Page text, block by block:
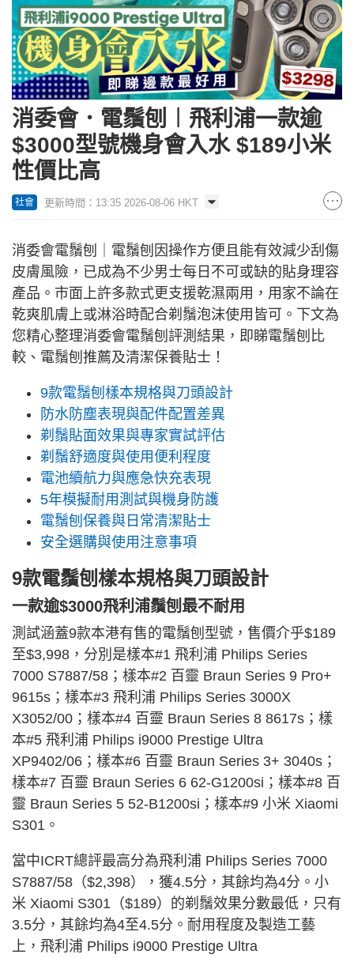
消委會．電鬚刨︱飛利浦一款逾
$3000型號機身會入水 $189小米
性價比高
社會 更新時間：13:35 2026-08-06 HKT
消委會電鬚刨｜電鬚刨因操作方便且能有效減少刮傷
皮膚風險，已成為不少男士每日不可或缺的貼身理容
產品。市面上許多款式更支援乾濕兩用，用家不論在
乾爽肌膚上或淋浴時配合剃鬚泡沫使用皆可。下文為
您精心整理消委會電鬚刨評測結果，即睇電鬚刨比
較、電鬚刨推薦及清潔保養貼士！
9款電鬚刨樣本規格與刀頭設計
防水防塵表現與配件配置差異
剃鬚貼面效果與專家實試評估
剃鬚舒適度與使用便利程度
電池續航力與應急快充表現
5年模擬耐用測試與機身防護
電鬚刨保養與日常清潔貼士
安全選購與使用注意事項
9款電鬚刨樣本規格與刀頭設計
一款逾$3000飛利浦鬚刨最不耐用
測試涵蓋9款本港有售的電鬚刨型號，售價介乎$189
至$3,998，分別是樣本#1 飛利浦 Philips Series
7000 S7887/58；樣本#2 百靈 Braun Series 9 Pro+
9615s；樣本#3 飛利浦 Philips Series 3000X
X3052/00；樣本#4 百靈 Braun Series 8 8617s；樣
本#5 飛利浦 Philips i9000 Prestige Ultra
XP9402/06；樣本#6 百靈 Braun Series 3+ 3040s；
樣本#7 百靈 Braun Series 6 62-G1200si；樣本#8 百
靈 Braun Series 5 52-B1200si；樣本#9 小米 Xiaomi
S301。
當中ICRT總評最高分為飛利浦 Philips Series 7000
S7887/58（$2,398），獲4.5分，其餘均為4分。小
米 Xiaomi S301（$189）的剃鬚效果分數最低，只有
3.5分，其餘均為4至4.5分。耐用程度及製造工藝
上，飛利浦 Philips i9000 Prestige Ultra